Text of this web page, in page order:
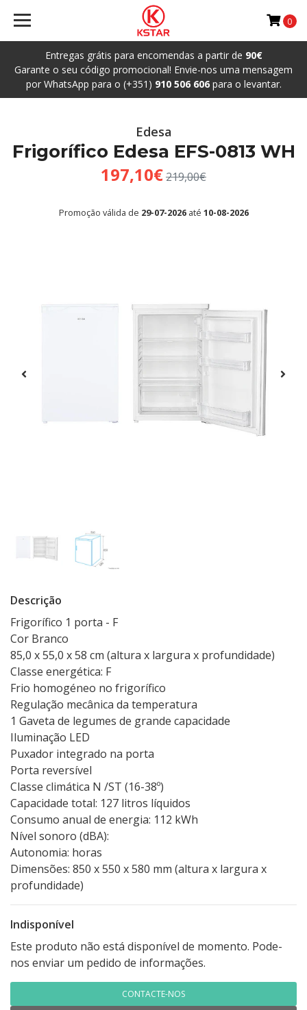
Entregas grátis para encomendas a partir de 90€
Garante o seu código promocional! Envie-nos uma mensagem
por WhatsApp para o (+351) 910 506 606para o levantar.
0
Edesa
Frigorífico Edesa EFS-0813 WH
197,10€219,00€
Promoção válida de 29-07-2026até 10-08-2026
Descrição
Frigorífico 1 porta - F
Cor Branco
85,0 x 55,0 x 58 cm (altura x largura x profundidade)
Classe energética: F
Frio homogéneo no frigorífico
Regulação mecânica da temperatura
1 Gaveta de legumes de grande capacidade
Iluminação LED
Puxador integrado na porta
Porta reversível
Classe climática N /ST (16-38º)
Capacidade total: 127 litros líquidos
Consumo anual de energia: 112 kWh
Nível sonoro (dBA):
Autonomia: horas
Dimensões: 850 x 550 x 580 mm (altura x largura x
profundidade)
Indisponível
Este produto não está disponível de momento. Pode-
nos enviar um pedido de informações.
CONTACTE-NOS